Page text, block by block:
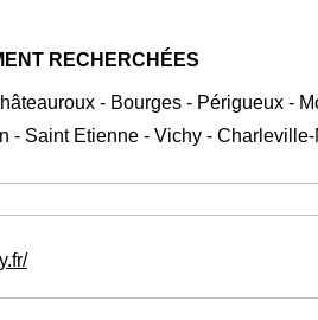
RECHERCHÉES
- Bourges - Périgueux -
- Saint Etienne - Vichy -